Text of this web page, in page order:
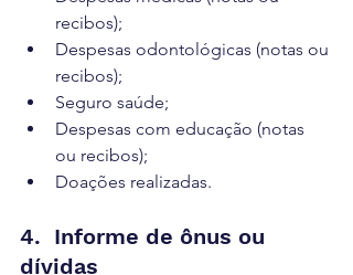
recibos);
Despesas odontológicas (notas ou
recibos);
Seguro saúde;
Despesas com educação (notas
ou recibos);
Doações realizadas.
4.  Informe de ônus ou
dívidas